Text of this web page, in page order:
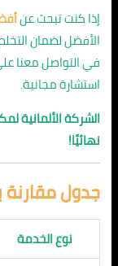
إذا كنت تبحث عن
الأفضل لضمان
في التواصل معنا
استشارة مجانية.
الشركة الألمانية
نهائيًا!
جدول
نوع الخدمة